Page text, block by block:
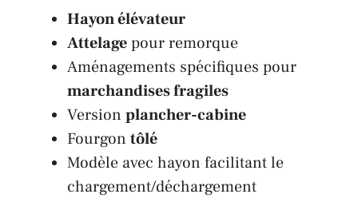
Hayon élévateur
Attelagepour remorque
Aménagements spécifiques pour
marchandises fragiles
Version plancher-cabine
Fourgon tôlé
Modèle avec hayon facilitant le
chargement/déchargement